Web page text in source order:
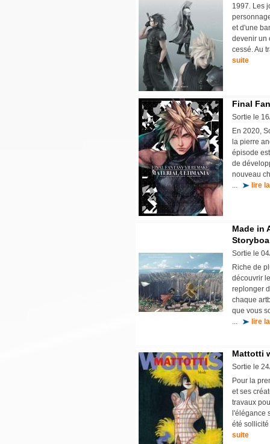
1997. Les
et d'une
devenir un
cessé. Au
suite
Final
Sortie le
En 2020,
la pierre
épisode
de
nouveau
...
lire
Made in
Sortie le
Riche de
découvrir
replonger
chaque
que vous
...
lire
Mattotti
Sortie le
Pour la
et ses
travaux
l'élégance
été
suite